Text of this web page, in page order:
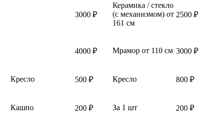
3000 ₽
Керамика / стекло
(с механизмом) от
161 см
2500 ₽
4000 ₽ Мрамор от 110 см 3000 ₽
Кресло 500 ₽ Кресло 800 ₽
Кашпо 200 ₽ За 1 шт 200 ₽